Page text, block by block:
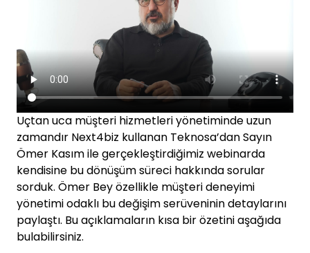
Uçtan uca müşteri hizmetleri yönetiminde uzun
zamandır Next4biz kullanan Teknosa’dan Sayın
Ömer Kasım ile gerçekleştirdiğimiz webinarda
kendisine bu dönüşüm süreci hakkında sorular
sorduk. Ömer Bey özellikle müşteri deneyimi
yönetimi odaklı bu değişim serüveninin detaylarını
paylaştı. Bu açıklamaların kısa bir özetini aşağıda
bulabilirsiniz.